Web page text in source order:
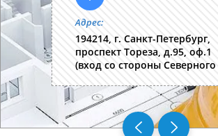
Адрес:
194214, г. Санкт-Петербург,
проспект Тореза, д.95, оф.1
(вход со стороны